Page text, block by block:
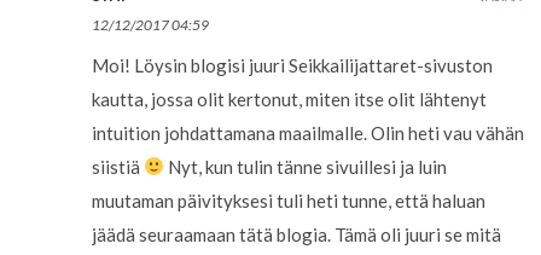
12/12/2017 04:59
Moi! Löysin blogisi juuri Seikkailijattaret-sivuston
kautta, jossa olit kertonut, miten itse olit lähtenyt
intuition johdattamana maailmalle. Olin heti vau vähän
siistiä
Nyt, kun tulin tänne sivuillesi ja luin
muutaman päivityksesi tuli heti tunne, että haluan
jäädä seuraamaan tätä blogia. Tämä oli juuri se mitä